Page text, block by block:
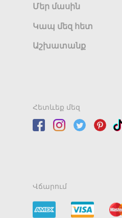
Մեր մասին
Կապ մեզ հետ
Աշխատանք
Հետևեք մեզ
Վճարում